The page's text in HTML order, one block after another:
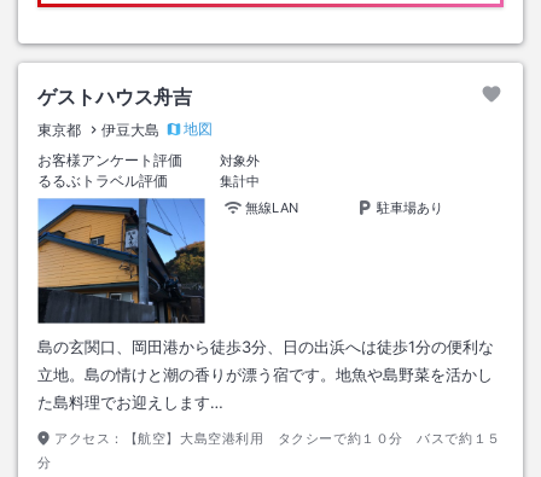
ゲストハウス舟吉
東京都 伊豆大島
地図
お客様アンケート評価
対象外
るるぶトラベル評価
集計中
無線LAN
駐車場あり
島の玄関口、岡田港から徒歩3分、日の出浜へは徒歩1分の便利な
立地。島の情けと潮の香りが漂う宿です。地魚や島野菜を活かし
た島料理でお迎えします…
アクセス：
【航空】大島空港利用 タクシーで約１０分 バスで約１５
分